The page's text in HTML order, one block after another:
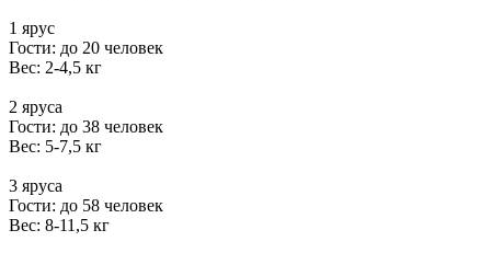
1 ярус
Гости: до 20 человек
Вес: 2-4,5 кг
2 яруса
Гости: до 38 человек
Вес: 5-7,5 кг
3 яруса
Гости: до 58 человек
Вес: 8-11,5 кг